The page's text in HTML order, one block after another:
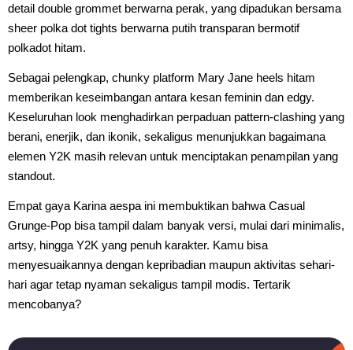
detail double grommet berwarna perak, yang dipadukan bersama
sheer polka dot tights berwarna putih transparan bermotif
polkadot hitam.
Sebagai pelengkap, chunky platform Mary Jane heels hitam
memberikan keseimbangan antara kesan feminin dan edgy.
Keseluruhan look menghadirkan perpaduan pattern-clashing yang
berani, enerjik, dan ikonik, sekaligus menunjukkan bagaimana
elemen Y2K masih relevan untuk menciptakan penampilan yang
standout.
Empat gaya Karina aespa ini membuktikan bahwa Casual
Grunge-Pop bisa tampil dalam banyak versi, mulai dari minimalis,
artsy, hingga Y2K yang penuh karakter. Kamu bisa
menyesuaikannya dengan kepribadian maupun aktivitas sehari-
hari agar tetap nyaman sekaligus tampil modis. Tertarik
mencobanya?